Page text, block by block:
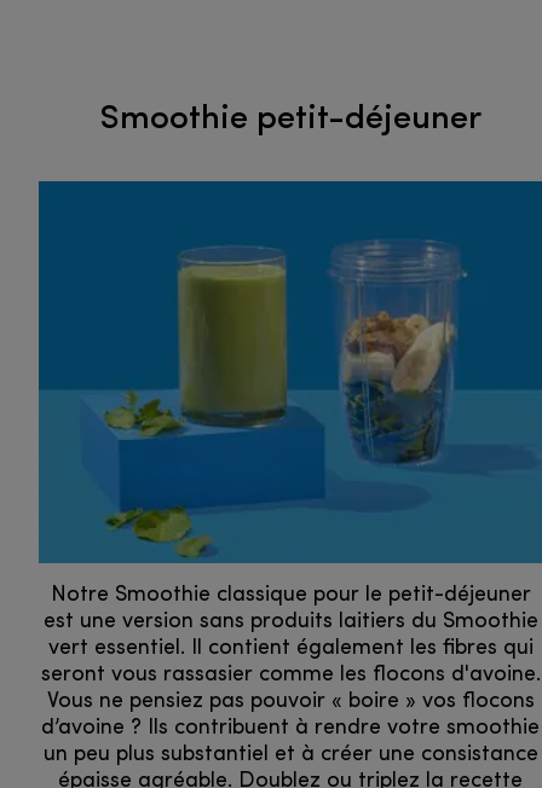
Smoothie petit-déjeuner
Notre Smoothie classique pour le petit-déjeuner
est une version sans produits laitiers du Smoothie
vert essentiel. Il contient également les fibres qui
seront vous rassasier comme les flocons d'avoine.
Vous ne pensiez pas pouvoir « boire » vos flocons
d’avoine ? Ils contribuent à rendre votre smoothie
un peu plus substantiel et à créer une consistance
épaisse agréable. Doublez ou triplez la recette